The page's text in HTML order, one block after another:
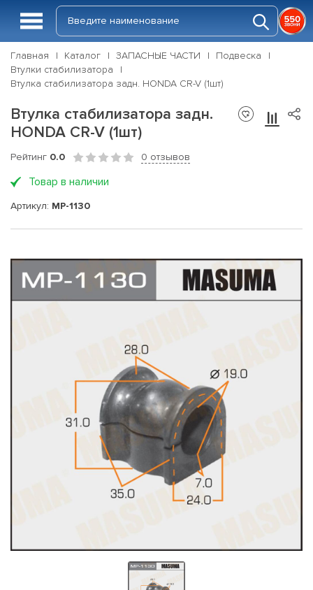
Главная Каталог ЗАПАСНЫЕ ЧАСТИ
Подвеска
Втулки стабилизатора
Втулка стабилизатора задн. HONDA CR-V (1шт)
Втулка стабилизатора задн.
HONDA CR-V (1шт)
Рейтинг 0.0 0 отзывов
Товар в наличии
Артикул: MP-1130